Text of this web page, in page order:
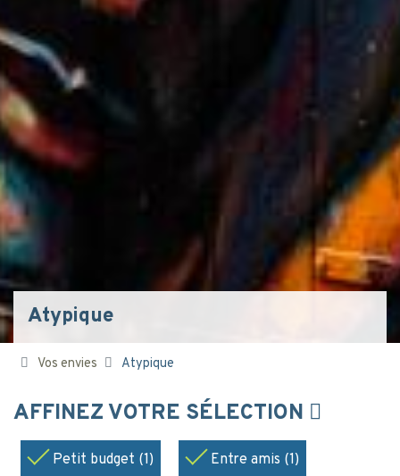
Atypique
Vos envies Atypique
AFFINEZ VOTRE SÉLECTION
Petit budget (1) Entre amis (1)